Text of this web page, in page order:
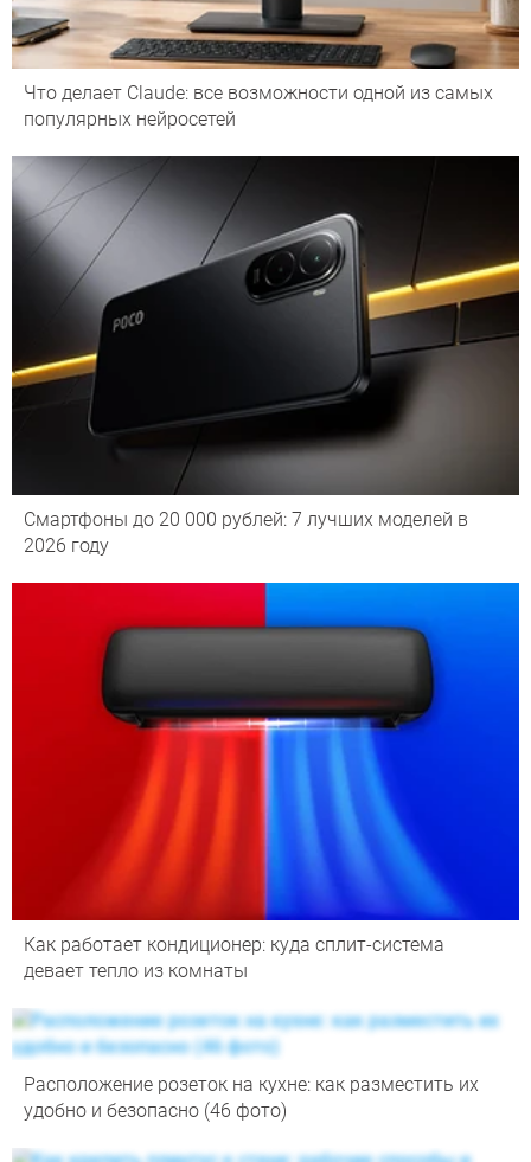
Что делает Сlaude: все возможности одной из самых
популярных нейросетей
Смартфоны до 20 000 рублей: 7 лучших моделей в
2026 году
Как работает кондиционер: куда сплит-система
девает тепло из комнаты
Расположение розеток на кухне: как разместить их
удобно и безопасно (46 фото)